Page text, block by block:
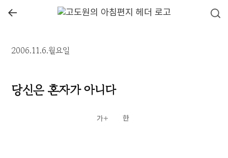
←
2006.11.6.월요일
당신은 혼자가 아니다